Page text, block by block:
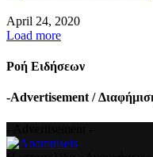
April 24, 2020
Load more
Ροή Ειδήσεων
-Advertisement /